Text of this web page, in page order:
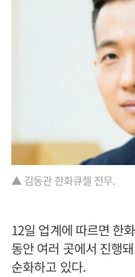
▲ 김동관 한화큐셀 전무.
12일 업계에 따르면 한
동안 여러 곳에서 진행
순화하고 있다.